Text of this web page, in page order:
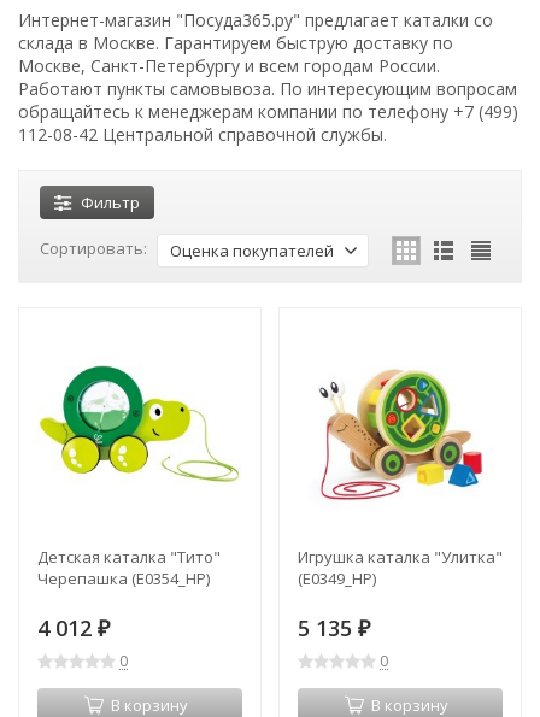
Интернет-магазин "Посуда365.ру" предлагает каталки со
склада в Москве. Гарантируем быструю доставку по
Москве, Санкт-Петербургу и всем городам России.
Работают пункты самовывоза. По интересующим вопросам
обращайтесь к менеджерам компании по телефону +7 (499)
112-08-42 Центральной справочной службы.
Фильтр
Сортировать: Оценка покупателей
Детская каталка "Тито"
Черепашка (E0354_HP)
4 012 ₽
0
В корзину
Игрушка каталка "Улитка"
(E0349_HP)
5 135 ₽
0
В корзину